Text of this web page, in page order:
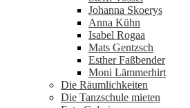
Johanna Skoerys
Anna Kühn
Isabel Rogaa
Mats Gentzsch
Esther Faßbender
Moni Lämmerhirt
Die Räumlichkeiten
Die Tanzschule mieten